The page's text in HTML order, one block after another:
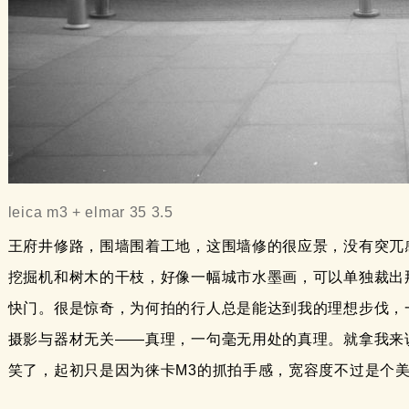
leica m3 + elmar 35 3.5
王府井修路，围墙围着工地，这围墙修的很应景，没有突
挖掘机和树木的干枝，好像一幅城市水墨画，可以单独裁
快门。很是惊奇，为何拍的行人总是能达到我的理想步伐
摄影与器材无关——真理，一句毫无用处的真理。就拿我
笑了，起初只是因为徕卡M3的抓拍手感，宽容度不过是个